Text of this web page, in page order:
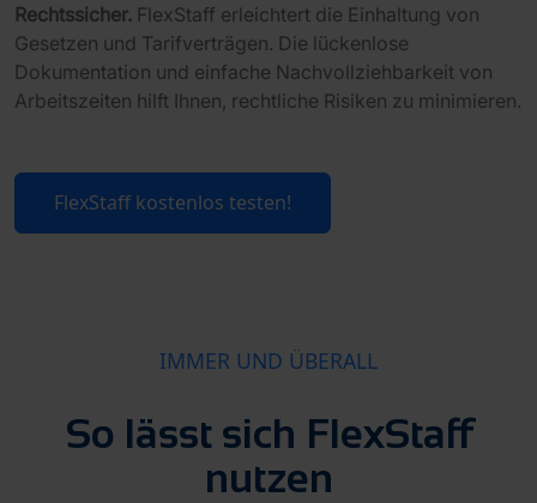
Rechtssicher. FlexStaff erleichtert die Einhaltung von
Gesetzen und Tarifverträgen. Die lückenlose
Dokumentation und einfache Nachvollziehbarkeit von
Arbeitszeiten hilft Ihnen, rechtliche Risiken zu minimieren.
FlexStaff kostenlos testen!
IMMER UND ÜBERALL
So lässt sich FlexStaff
nutzen